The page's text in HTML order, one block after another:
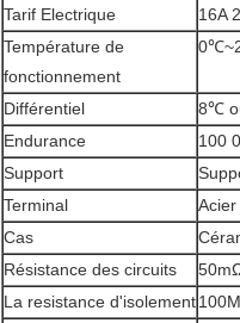
Tarif Electrique
16A
Température de
fonctionnement
Différentiel
8℃
Endurance
100
Support
Terminal
Cas
Résistance des circuits
La resistance d'isolement